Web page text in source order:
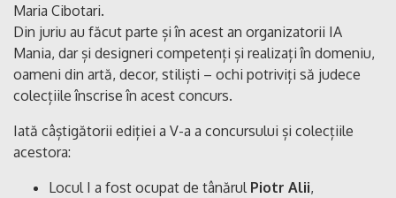
Maria Cibotari.
Din juriu au făcut parte și în acest an organizatorii IA
Mania, dar și designeri competenți și realizați în domeniu,
oameni din artă, decor, stiliști – ochi potriviți să judece
colecțiile înscrise în acest concurs.
Iată câștigătorii ediției a V-a a concursului și colecțiile
acestora:
Locul I a fost ocupat de tânărul Piotr Alii,